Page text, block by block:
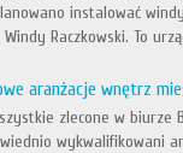
instalować
Raczkowski. To
aranżacje wnętrz
zlecone w biurze
wykwalifikowani